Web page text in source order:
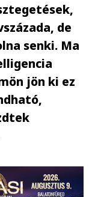
de
senki. Ma
jön ki ez